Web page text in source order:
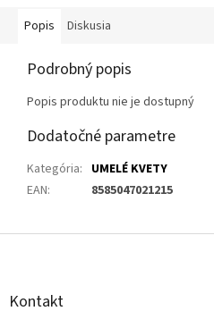
Popis Diskusia
Podrobný popis
Popis produktu nie je dostupný
Dodatočné parametre
Kategória: UMELÉ KVETY
EAN: 8585047021215
Z
Kontakt